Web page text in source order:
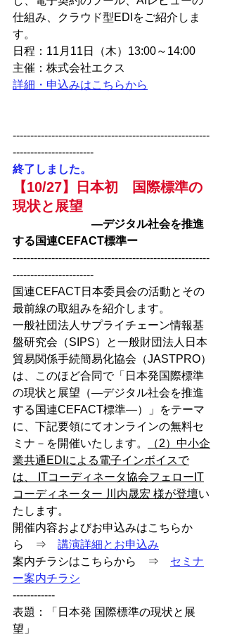
仕組み、クラウド型EDIをご紹介しま
す。
日程：11月11日（木）13:00～14:00
主催：株式会社エクス
詳細・申込みはこちらから
--------------------------------------------------------
-----------------------
終了しました。
【10/27】日本初　国際標準の
現状と展望
―デジタル社会を推進
する国連CEFACT標準ー
--------------------------------------------------------
-----------------------
国連CEFACT⽇本委員会の活動とその
最前線の取組みを紹介します。
一般社団法人サプライチェーン情報基
盤研究会（SIPS）と一般財団法人日本
貿易関係手続簡易化協会（JASTPRO）
は、このほど合同で「日本発国際標準
の現状と展望（―デジタル社会を推進
する国連CEFACT標準―）」をテーマ
に、下記要領にてオンラインの無料セ
ミナ－を開催いたします。
（2）中⼩企
業共通EDIによる電⼦インボイスで
は、 ITコーディネータ協会フェローIT
コーディネーター 川内晟宏 様が登壇い
たします。
開催内容およびお申込みはこちらか
ら　⇒ 講演詳細とお申込み
案内チラシはこちらから　⇒ セミナ
ー案内チラシ
------------
表題：「日本発 国際標準の現状と展
望」